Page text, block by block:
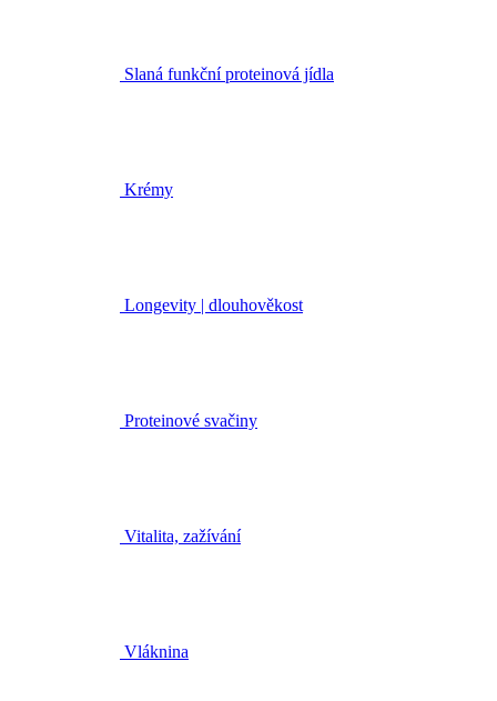
Slaná funkční proteinová jídla
Krémy
Longevity | dlouhověkost
Proteinové svačiny
Vitalita, zažívání
Vláknina